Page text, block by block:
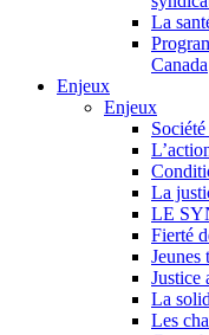
La
Canada
Enjeux
Enjeux
La
LE
Fierté
Jeunes
Justice
La
Les